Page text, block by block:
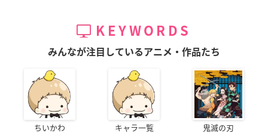
KEYWORDS
みんなが注目しているアニメ・作品たち
ちいかわ キャラ一覧 鬼滅の刃